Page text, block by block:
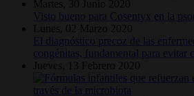
Martes, 30 Junio 2020
Visto bueno para Cosentyx en la
Lunes, 02 Marzo 2020
El diagnóstico precoz de las
congénitas, fundamental para evitar
Jueves, 13 Febrero 2020